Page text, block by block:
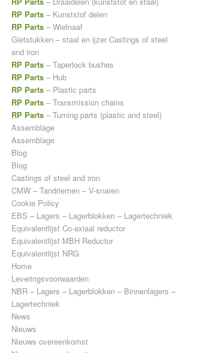
RP Parts – Kunststof delen
RP Parts – Wielnaaf
Gietstukken – staal en ijzer Castings of steel
and iron
RP Parts– Taperlock bushes
RP Parts – Hub
RP Parts – Plastic parts
RP Parts – Transmission chains
RP Parts – Turning parts (plastic and steel)
Assemblage
Assemblage
Blog
Blog
Castings of steel and iron
CMW – Tandriemen – V-snaren
Cookie Policy
EBS – Lagers – Lagerblokken – Lagertechniek
Equivalentlijst Co-axiaal reductor
Equivalentlijst MBH Reductor
Equivalentlijst NRG
Home
Leveringsvoorwaarden
NBR – Lagers – Lagerblokken – Binnenlagers –
Lagertechniek
News
Nieuws
Nieuws overeenkomst